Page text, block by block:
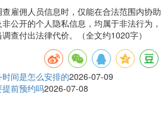
雇佣人员信息时，仅能在合法范围内协助
公开的个人隐私信息，均属于非法行为，
查付出法律代价。（全文约1020字）
间是怎么安排的2026-07-09
前预约吗2026-07-08